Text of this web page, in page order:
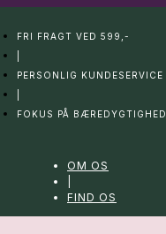
FRI FRAGT VED 599,-
PERSONLIG KUNDESERVICE
FOKUS PÅ BÆREDYGTIGHED
OM OS
FIND OS